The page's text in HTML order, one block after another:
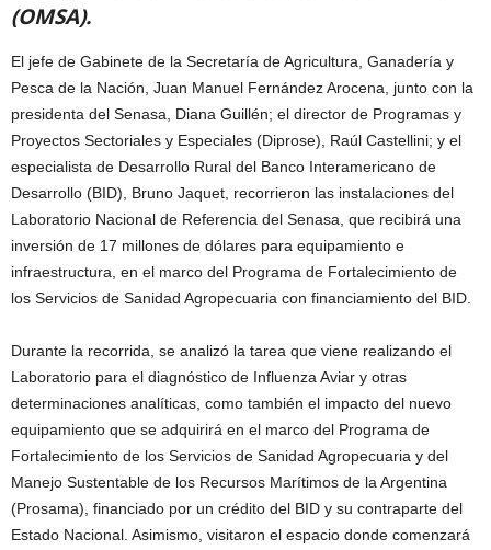
(OMSA).
El jefe de Gabinete de la Secretaría de Agricultura, Ganadería y
Pesca de la Nación, Juan Manuel Fernández Arocena, junto con la
presidenta del Senasa, Diana Guillén; el director de Programas y
Proyectos Sectoriales y Especiales (Diprose), Raúl Castellini; y el
especialista de Desarrollo Rural del Banco Interamericano de
Desarrollo (BID), Bruno Jaquet, recorrieron las instalaciones del
Laboratorio Nacional de Referencia del Senasa, que recibirá una
inversión de 17 millones de dólares para equipamiento e
infraestructura, en el marco del Programa de Fortalecimiento de
los Servicios de Sanidad Agropecuaria con financiamiento del BID.
Durante la recorrida, se analizó la tarea que viene realizando el
Laboratorio para el diagnóstico de Influenza Aviar y otras
determinaciones analíticas, como también el impacto del nuevo
equipamiento que se adquirirá en el marco del Programa de
Fortalecimiento de los Servicios de Sanidad Agropecuaria y del
Manejo Sustentable de los Recursos Marítimos de la Argentina
(Prosama), financiado por un crédito del BID y su contraparte del
Estado Nacional. Asimismo, visitaron el espacio donde comenzará